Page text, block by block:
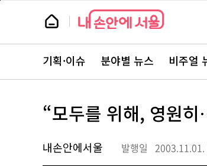
본
뉴
스
뉴
스
주
서
바
기획·이슈 분야별 뉴스 비주얼
“모두를 위해, 영원
내손안에서울 발행일
페